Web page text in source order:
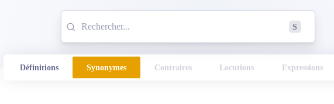
S
Définitions Synonymes Contraires Locutions Expressions